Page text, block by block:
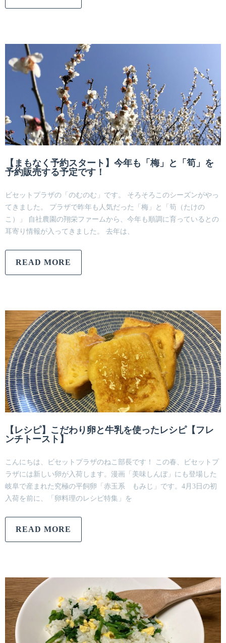
【まもなく予約スタート】今年も「梅」と「筍」を
予約販売する予定です！
ビセットプラザの「のむのむ」です。 そろそろこのシーズンがやっ
てきました。 プラザで昨年も人気だった「梅」と「筍（たけの
こ）」 自社農園の翔栄ファームから、今年も順調に育っているとの
耳寄り情報が入ってきました。 去年は、
READ MORE
【レシピ】こだわり卵と牛乳を使ったレシピ【フレ
ンチトースト】
こんにちは、ビセットプラザのねこ部長です！ この春、ビセットプ
ラザには新しい卵が入荷します。漫画「美味しんぼ」にも登場した
岐阜で産まれた究極の平飼卵「赤玉系 もみじ」です。4月3日の初
入荷を前に、「卵料理のレシピ特集」を
READ MORE